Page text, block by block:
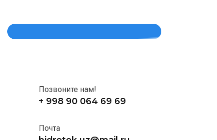
Позвоните нам!
+ 998 90 064 69 69
Почта